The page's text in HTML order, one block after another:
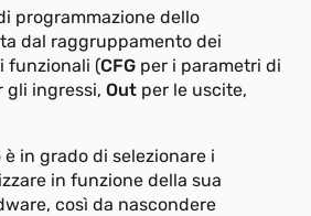
programmazione dello
dal raggruppamento dei
funzionali (CFG per i parametri di
gli ingressi, Out per le uscite,
in grado di selezionare i
in funzione della sua
così da nascondere